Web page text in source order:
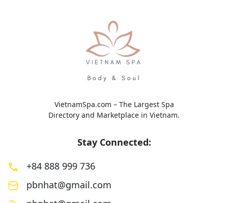
VietnamSpa.com – The Largest Spa
Directory and Marketplace in Vietnam.
Stay Connected:
+84 888 999 736
pbnhat@gmail.com